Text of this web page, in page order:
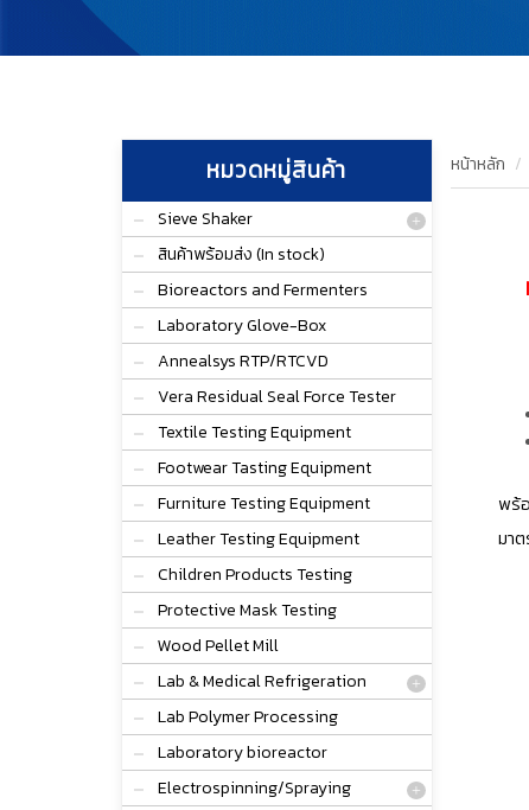
หมวดหมู่สินค้า
Sieve Shaker
สินค้าพร้อมส่ง (In stock)
Bioreactors and Fermenters
Laboratory Glove-Box
Annealsys RTP/RTCVD
Vera Residual Seal Force Tester
Textile Testing Equipment
Footwear Tasting Equipment
Furniture Testing Equipment
Leather Testing Equipment
Children Products Testing
Protective Mask Testing
Wood Pellet Mill
Lab & Medical Refrigeration
Lab Polymer Processing
Laboratory bioreactor
Electrospinning/Spraying
หน้าหลัก
พร้
มาต